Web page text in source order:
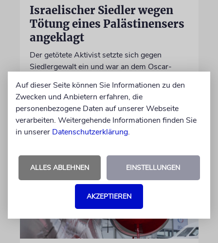
Israelischer Siedler wegen
Tötung eines Palästinensers
angeklagt
Der getötete Aktivist setzte sich gegen
Siedlergewalt ein und war an dem Oscar-
Jetzt steht der mutmaßliche Täter vor Gericht
07.08.2026
Auf dieser Seite können Sie Informationen zu den
Zwecken und Anbietern erfahren, die
personenbezogene Daten auf unserer Webseite
verarbeiten. Weitergehende Informationen finden Sie
in unserer Datenschutzerklärung.
ALLES ABLEHNEN EINSTELLUNGEN
AKZEPTIEREN